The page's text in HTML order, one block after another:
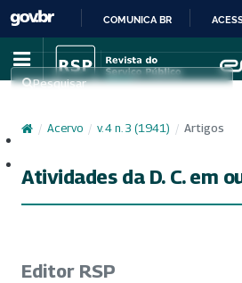
IR
PARA
COMUNICA BR
Pesquisar
/ Acervo / v. 4 n. 3 (1941) / Artigos
Atividades da D. C. em
Editor RSP